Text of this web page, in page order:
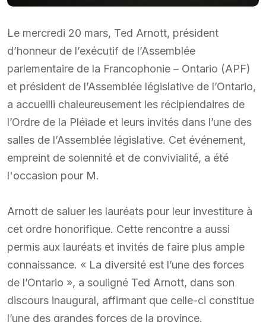
Le mercredi 20 mars, Ted Arnott, président
d’honneur de l’exécutif de l’Assemblée
parlementaire de la Francophonie – Ontario (APF)
et président de l’Assemblée législative de l’Ontario,
a accueilli chaleureusement les récipiendaires de
l’Ordre de la Pléiade et leurs invités dans l’une des
salles de l’Assemblée législative. Cet événement,
empreint de solennité et de convivialité, a été
l'occasion pour M.
Arnott de saluer les lauréats pour leur investiture à
cet ordre honorifique. Cette rencontre a aussi
permis aux lauréats et invités de faire plus ample
connaissance. « La diversité est l’une des forces
de l’Ontario », a souligné Ted Arnott, dans son
discours inaugural, affirmant que celle-ci constitue
l’une des grandes forces de la province.